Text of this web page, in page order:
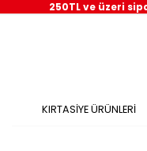
250TL ve üzeri
KIRTASİYE ÜRÜNLERİ